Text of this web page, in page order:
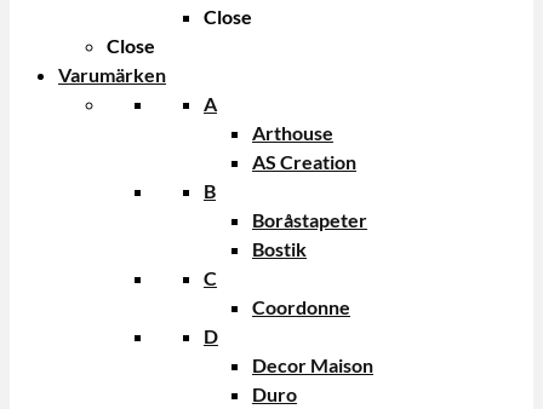
Close
Close
Varumärken
A
Arthouse
AS Creation
B
Boråstapeter
Bostik
C
Coordonne
D
Decor Maison
Duro